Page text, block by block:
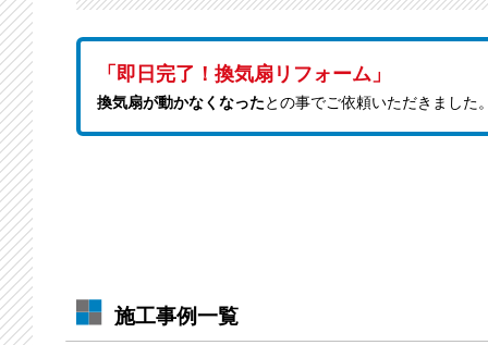
「即日完了！換気扇リフォーム」
換気扇が動かなくなった との事でご依頼いただきました
施工事例一覧